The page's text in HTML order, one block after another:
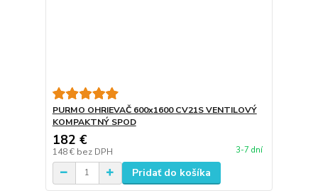
PURMO OHRIEVAČ 600x1600 CV21S VENTILOVÝ
KOMPAKTNÝ SPOD
182 €
148 € bez DPH 3-7 dní
Pridať do košíka